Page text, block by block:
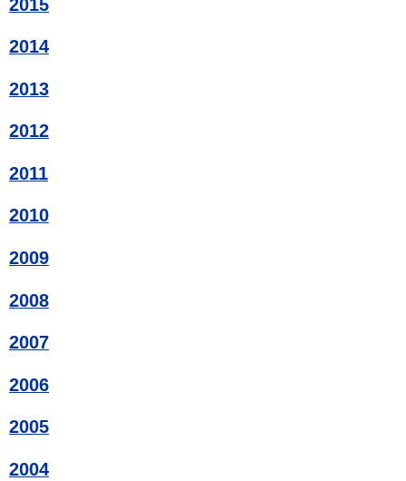
2015
2014
2013
2012
2011
2010
2009
2008
2007
2006
2005
2004